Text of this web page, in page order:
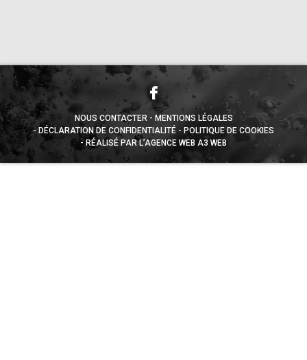
NOUS CONTACTER
MENTIONS LÉGALES
DÉCLARATION DE CONFIDENTIALITÉ
POLITIQUE DE COOKIES
RÉALISÉ PAR L’AGENCE WEB A3 WEB